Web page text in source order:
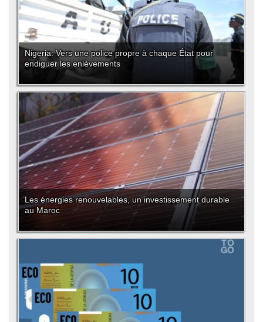
Nigeria: Vers une police propre à chaque État pour
endiguer les enlèvements
Les énergies renouvelables, un investissement durable
au Maroc